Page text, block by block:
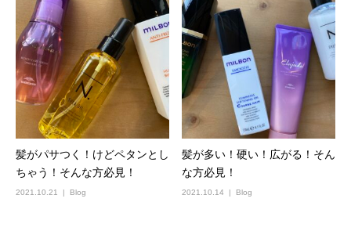
髪がパサつく！けどペタンとし
ちゃう！そんな方必見！
2021.10.21 Blog
髪が多い！硬い！広がる！そん
な方必見！
2021.10.14 Blog